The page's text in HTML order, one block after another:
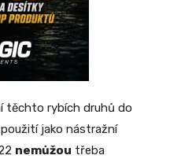
těchto rybích druhů do
jako nástražní
nemůžou třeba